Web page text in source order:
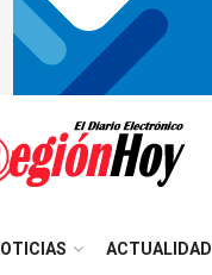
ACTUALIDAD